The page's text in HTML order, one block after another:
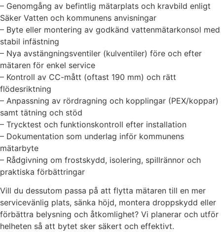
– Genomgång av befintlig mätarplats och kravbild enligt
Säker Vatten och kommunens anvisningar
– Byte eller montering av godkänd vattenmätarkonsol med
stabil infästning
– Nya avstängningsventiler (kulventiler) före och efter
mätaren för enkel service
– Kontroll av CC-mått (oftast 190 mm) och rätt
flödesriktning
– Anpassning av rördragning och kopplingar (PEX/koppar)
samt tätning och stöd
– Trycktest och funktionskontroll efter installation
– Dokumentation som underlag inför kommunens
mätarbyte
– Rådgivning om frostskydd, isolering, spillrännor och
praktiska förbättringar
Vill du dessutom passa på att flytta mätaren till en mer
servicevänlig plats, sänka höjd, montera droppskydd eller
förbättra belysning och åtkomlighet? Vi planerar och utför
helheten så att bytet sker säkert och effektivt.